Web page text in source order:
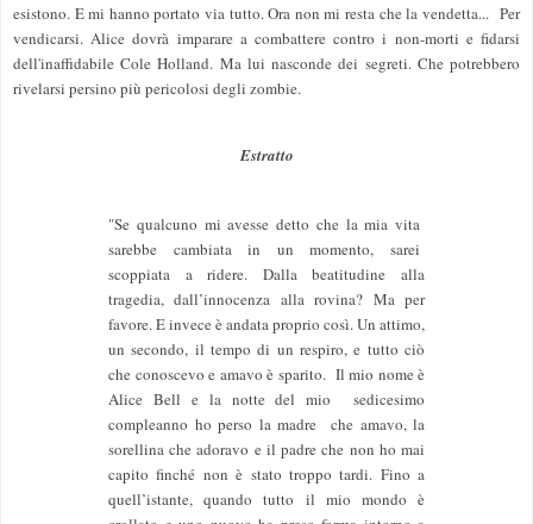
esistono. E mi hanno portato via tutto. Ora non mi resta che la vendetta... Per
vendicarsi. Alice dovrà imparare a combattere contro i non-morti e fidarsi
dell'inaffidabile Cole Holland. Ma lui nasconde dei segreti. Che potrebbero
rivelarsi persino più pericolosi degli zombie.
Estratto
"Se qualcuno mi avesse detto che la mia vita
sarebbe cambiata in un momento, sarei
scoppiata a ridere. Dalla beatitudine alla
tragedia, dall’innocenza alla rovina? Ma per
favore. E invece è andata proprio così. Un attimo,
un secondo, il tempo di un respiro, e tutto ciò
che conoscevo e amavo è sparito. Il mio nome è
Alice Bell e la notte del mio sedicesimo
compleanno ho perso la madre che amavo, la
sorellina che adoravo e il padre che non ho mai
capito finché non è stato troppo tardi. Fino a
quell’istante, quando tutto il mio mondo è